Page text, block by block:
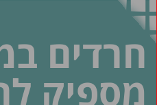
חרדים
מספיק